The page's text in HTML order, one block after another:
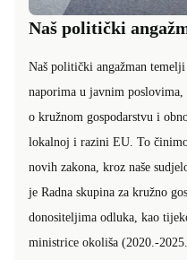
Naš politički
Naš politički angažman
naporima u javnim poslovima,
o kružnom gospodarstvu i
lokalnoj i razini EU. To
novih zakona, kroz naše
je Radna skupina za kružno
donositeljima odluka, kao
ministrice okoliša (2020.-